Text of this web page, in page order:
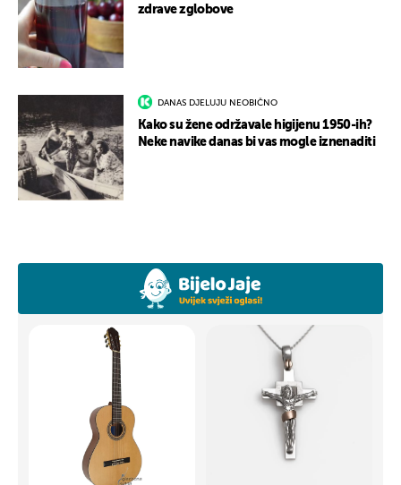
zdrave zglobove
DANAS DJELUJU NEOBIČNO
Kako su žene održavale higijenu 1950-ih?
Neke navike danas bi vas mogle iznenaditi